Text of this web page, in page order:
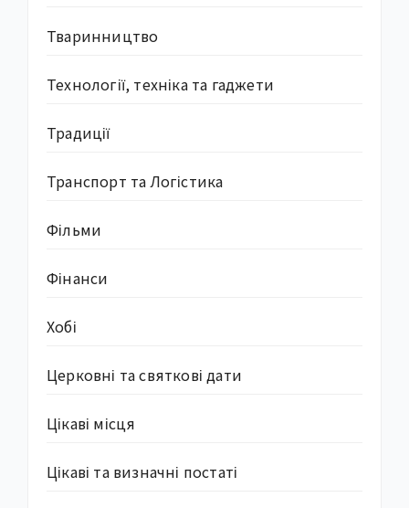
Тваринництво
Технології, техніка та гаджети
Традиції
Транспорт та Логістика
Фільми
Фінанси
Хобі
Церковні та святкові дати
Цікаві місця
Цікаві та визначні постаті